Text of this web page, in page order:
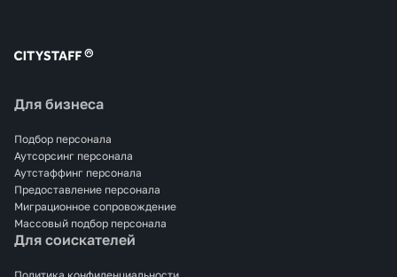
Для бизнеса
Подбор персонала
Аутсорсинг персонала
Аутстаффинг персонала
Предоставление персонала
Миграционное сопровождение
Массовый подбор персонала
Для соискателей